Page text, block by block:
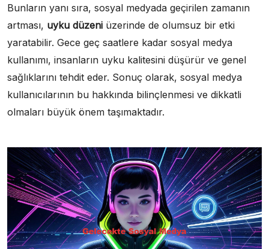
Bunların yanı sıra, sosyal medyada geçirilen zamanın
artması, uyku düzeni üzerinde de olumsuz bir etki
yaratabilir. Gece geç saatlere kadar sosyal medya
kullanımı, insanların uyku kalitesini düşürür ve genel
sağlıklarını tehdit eder. Sonuç olarak, sosyal medya
kullanıcılarının bu hakkında bilinçlenmesi ve dikkatli
olmaları büyük önem taşımaktadır.